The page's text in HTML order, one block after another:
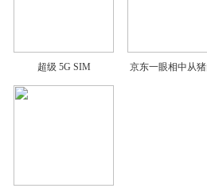
超级 5G SIM 京东一眼相中从